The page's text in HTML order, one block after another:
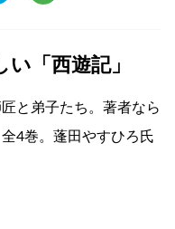
「西遊記」
と弟子たち。著者なら
4巻。蓬田やすひろ氏